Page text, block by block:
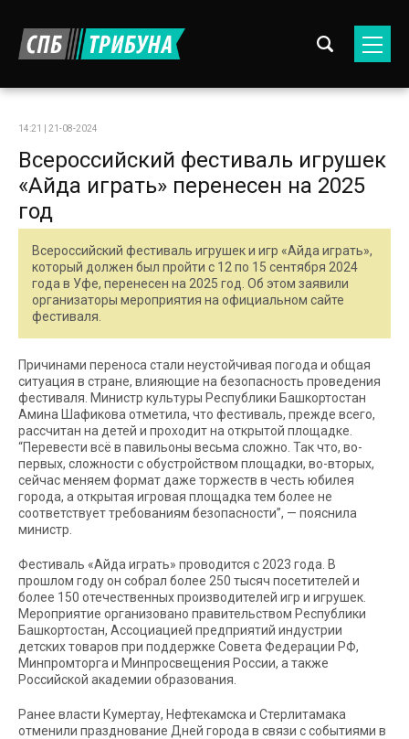
14:21 | 21-08-2024
Всероссийский фестиваль игрушек
«Айда играть» перенесен на 2025
год
Всероссийский фестиваль игрушек и игр «Айда играть»,
который должен был пройти с 12 по 15 сентября 2024
года в Уфе, перенесен на 2025 год. Об этом заявили
организаторы мероприятия на официальном сайте
фестиваля.
Причинами переноса стали неустойчивая погода и общая
ситуация в стране, влияющие на безопасность проведения
фестиваля. Министр культуры Республики Башкортостан
Амина Шафикова отметила, что фестиваль, прежде всего,
рассчитан на детей и проходит на открытой площадке.
“Перевести всё в павильоны весьма сложно. Так что, во-
первых, сложности с обустройством площадки, во-вторых,
сейчас меняем формат даже торжеств в честь юбилея
города, а открытая игровая площадка тем более не
соответствует требованиям безопасности”, — пояснила
министр.
Фестиваль «Айда играть» проводится с 2023 года. В
прошлом году он собрал более 250 тысяч посетителей и
более 150 отечественных производителей игр и игрушек.
Мероприятие организовано правительством Республики
Башкортостан, Ассоциацией предприятий индустрии
детских товаров при поддержке Совета Федерации РФ,
Минпромторга и Минпросвещения России, а также
Российской академии образования.
Ранее власти Кумертау, Нефтекамска и Стерлитамака
отменили празднование Дней города в связи с событиями в